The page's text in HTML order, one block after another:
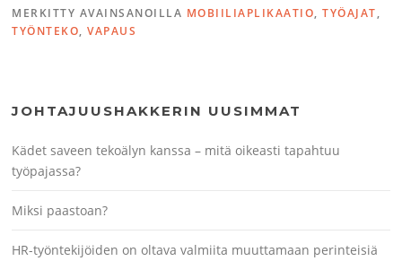
MERKITTY AVAINSANOILLA MOBIILIAPLIKAATIO,TYÖAJAT,
TYÖNTEKO,VAPAUS
JOHTAJUUSHAKKERIN UUSIMMAT
Kädet saveen tekoälyn kanssa – mitä oikeasti tapahtuu
työpajassa?
Miksi paastoan?
HR-työntekijöiden on oltava valmiita muuttamaan perinteisiä